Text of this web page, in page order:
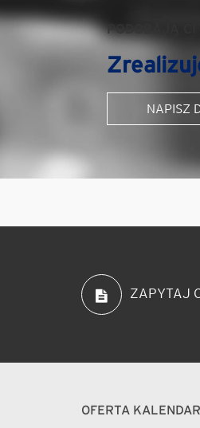
PODOBAJĄ CI
NAPISZ
ZAPYTAJ
OFERTA